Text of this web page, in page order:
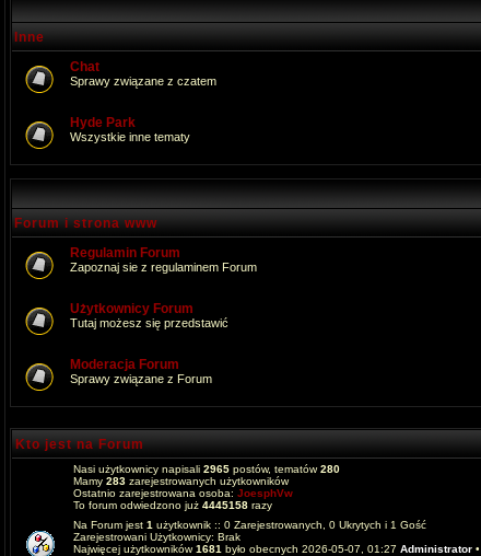
Inne
Chat
Sprawy związane z czatem
Hyde Park
Wszystkie inne tematy
Forum i strona www
Regulamin Forum
Zapoznaj sie z regulaminem Forum
Użytkownicy Forum
Tutaj możesz się przedstawić
Moderacja Forum
Sprawy związane z Forum
Kto jest na Forum
Nasi użytkownicy napisali 2965 postów, tematów280
Mamy 283 zarejestrowanych użytkowników
Ostatnio zarejestrowana osoba: JoesphVw
To forum odwiedzono już 4445158 razy
Na Forum jest 1 użytkownik :: 0 Zarejestrowanych, 0 Ukrytych i 1 Gość
Zarejestrowani Użytkownicy: Brak
Najwięcej użytkowników1681 było obecnych 2026-05-07, 01:27 Administrator •